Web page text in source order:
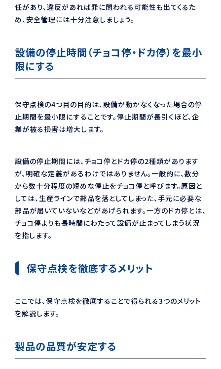
任があり、違反があれば罪に問われる可能性も出てくるた
め、安全管理には十分注意しましょう。
設備の停止時間（チョコ停・ドカ停）を最小
限にする
保守点検の4つ目の目的は、設備が動かなくなった場合の停
止期間を最小限にすることです。停止期間が長引くほど、企
業が被る損害は増大します。
設備の停止期間には、チョコ停とドカ停の2種類があります
が、明確な定義があるわけではありません。一般的に、数分
から数十分程度の短めな停止をチョコ停と呼びます。原因と
しては、生産ラインで部品を落としてしまった、手元に必要な
部品が届いていないなどがあげられます。一方のドカ停とは、
チョコ停よりも長時間にわたって設備が止まってしまう状況
を指します。
保守点検を徹底するメリット
ここでは、保守点検を徹底することで得られる3つのメリット
を解説します。
製品の品質が安定する